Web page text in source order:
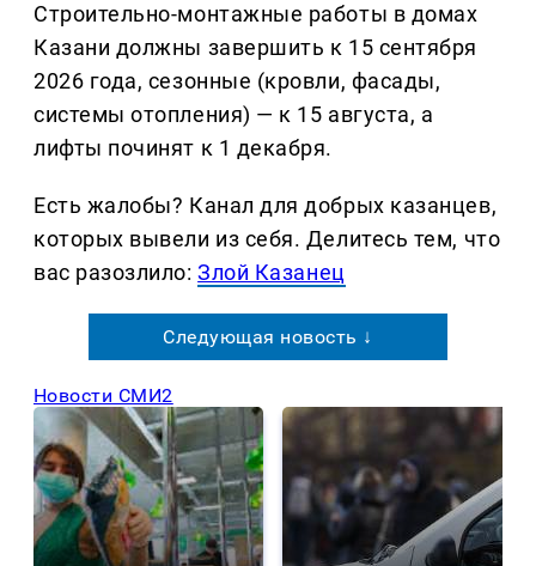
Строительно-монтажные работы в домах
Казани должны завершить к 15 сентября
2026 года, сезонные (кровли, фасады,
системы отопления) — к 15 августа, а
лифты починят к 1 декабря.
Есть жалобы? Канал для добрых казанцев,
которых вывели из себя. Делитеcь тем, что
вас разозлило:Злой Казанец
Следующая новость ↓
Новости СМИ2